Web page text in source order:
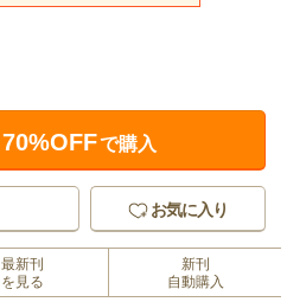
70%OFFで購入
お気に入り
最新刊
を見る
新刊
自動購入